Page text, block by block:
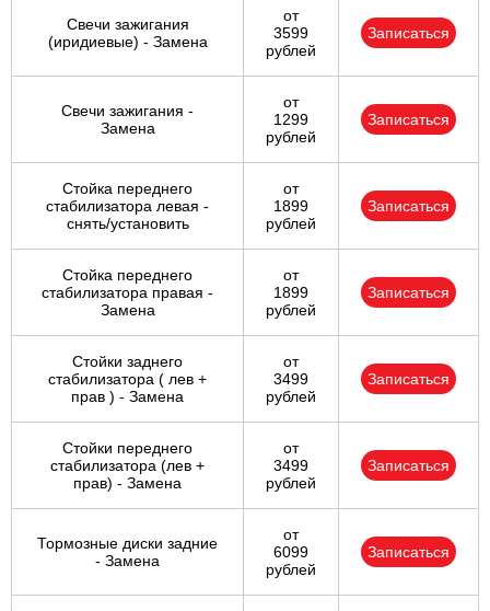
Свечи зажигания
(иридиевые) - Замена
от
3599
рублей
Записаться
Свечи зажигания -
Замена
от
1299
рублей
Записаться
Стойка переднего
стабилизатора левая -
снять/установить
от
1899
рублей
Записаться
Стойка переднего
стабилизатора правая -
Замена
от
1899
рублей
Записаться
Стойки заднего
стабилизатора ( лев +
прав ) - Замена
от
3499
рублей
Записаться
Стойки переднего
стабилизатора (лев +
прав) - Замена
от
3499
рублей
Записаться
Тормозные диски задние
- Замена
от
6099
рублей
Записаться